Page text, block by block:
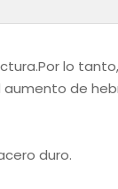
lo
de
duro.